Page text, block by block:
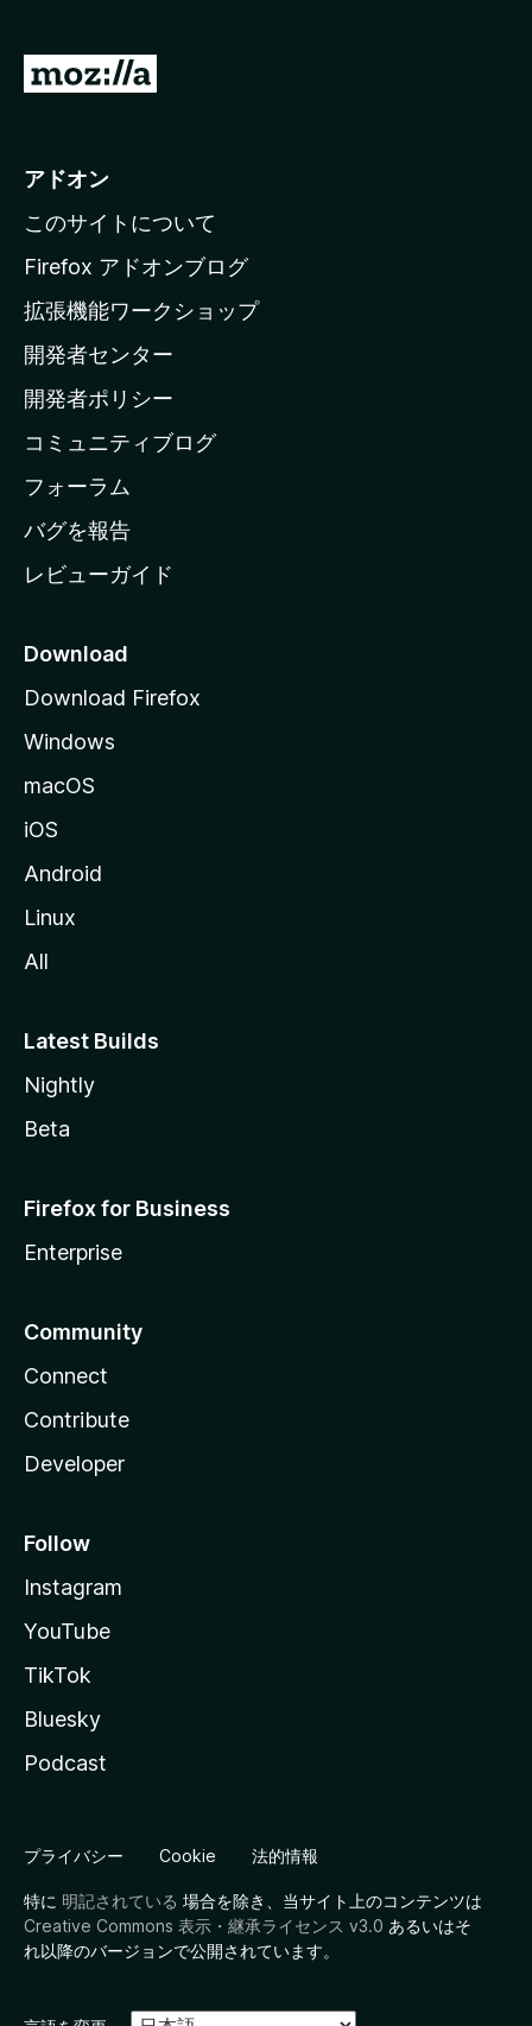
M
i
l
a
ホ
ー
ム
ー
ジ
へ
アドオン
このサイトについて
Firefox アドオンブログ
拡張機能ワークショップ
開発者センター
開発者ポリシー
コミュニティブログ
フォーラム
バグを報告
レビューガイド
Download
Download Firefox
Windows
macOS
iOS
Android
Linux
All
Latest Builds
Nightly
Beta
Firefox for Business
Enterprise
Community
Connect
Contribute
Developer
Follow
Instagram
YouTube
TikTok
Bluesky
Podcast
プライバシー Cookie 法的情報
特に 明記されている 場合を除き、当サイト上のコンテンツは
Creative Commons 表示・継承ライセンス v3.0 あるいはそ
れ以降のバージョンで公開されています。